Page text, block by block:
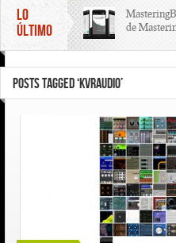
LO
ÚLTIMO
de
Korg lanza
pedal de
Tutorial de
aplicar
POSTS TAGGED ‘KVRAUDIO’